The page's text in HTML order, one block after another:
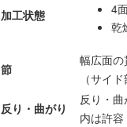
加工状態
4
乾
節
幅広面の
（サイ
反り・曲がり
反り・
内は許容